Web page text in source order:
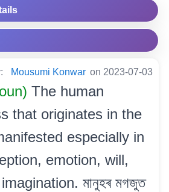
Mousumi Konwar on 2023-07-03
The human
that originates in the
especially in
emotion, will,
মানুহৰ মগজুত